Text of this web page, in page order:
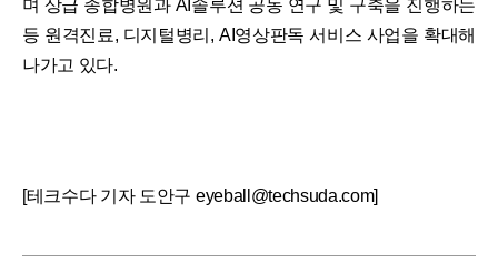
며 상급 종합병원과 AI솔루션 공동 연구 및 구축을 진행하는
등 원격진료, 디지털병리, AI영상판독 서비스 사업을 확대해
나가고 있다.
[테크수다 기자 도안구 eyeball@techsuda.com]